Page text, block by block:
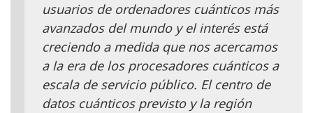
usuarios de ordenadores cuánticos más
avanzados del mundo y el interés está
creciendo a medida que nos acercamos
a la era de los procesadores cuánticos a
escala de servicio público. El centro de
datos cuánticos previsto y la región